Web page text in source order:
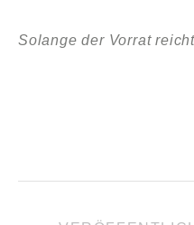
Solange der Vorrat